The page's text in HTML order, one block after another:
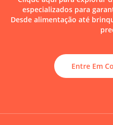
especializados para
Desde alimentação até
Entre Em